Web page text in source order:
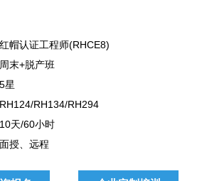
帽认证工程师(RHCE8)
末+脱产班
星
RH134/RH294
天/60小时
授、远程